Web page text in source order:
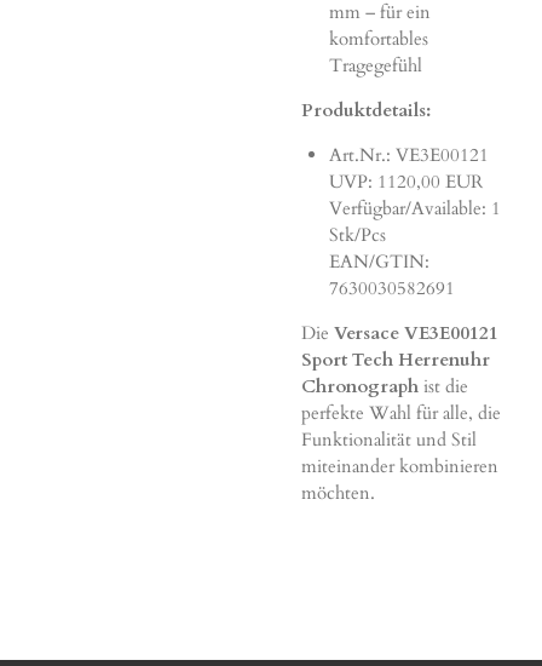
mm – für ein
komfortables
Tragegefühl
Produktdetails:
Art.Nr.: VE3E00121
UVP: 1120,00 EUR
Verfügbar/Available: 1
Stk/Pcs
EAN/GTIN:
7630030582691
Die Versace VE3E00121
Sport Tech Herrenuhr
Chronograph ist die
perfekte Wahl für alle, die
Funktionalität und Stil
miteinander kombinieren
möchten.